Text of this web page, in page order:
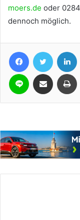
moers.de oder
dennoch möglich.
FacebookTwitter
Line Teile per E-Mail